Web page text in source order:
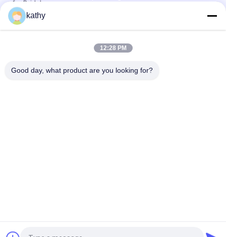
for Bridal
Guipure Spitze 100% Baumwolle Sequin Haken Spitze Blatt Stil
für Braut Hochzeitsfest Kleid
Häkelgewirkte Spitzenstoffe aus Polyester-Baumwolle für
kathy
12:28 PM
Good day, what product are you looking for?